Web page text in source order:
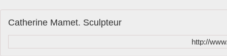
Catherine Mamet. Sculpteur
http://